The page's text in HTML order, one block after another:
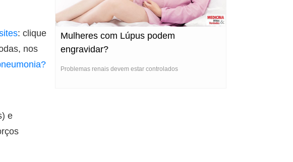
: clique
nos
e
Mulheres com Lúpus podem
engravidar?
Problemas renais devem estar controlados